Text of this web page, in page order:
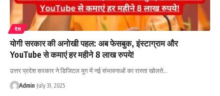
देश
योगी सरकार की अनोखी पहल: अब फेसबुक, इंस्टाग्राम और
YouTube से कमाएं हर महीने 8 लाख रुपये!
उत्तर प्रदेश सरकार ने डिजिटल युग में नई संभावनाओं का रास्ता खोलते…
Admin July 31, 2025